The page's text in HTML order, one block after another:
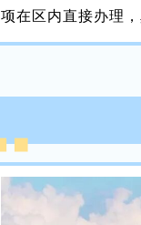
项在区内直接办理